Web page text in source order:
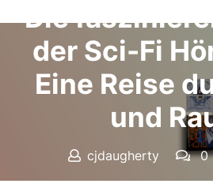
Die
der Sci-Fi
Eine Reise
und
cjdaugherty
0